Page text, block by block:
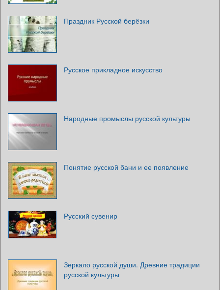
Праздник Русской берёзки
Русское прикладное искусство
Народные промыслы русской культуры
Понятие русской бани и ее появление
Русский сувенир
Зеркало русской души. Древние традиции
русской культуры